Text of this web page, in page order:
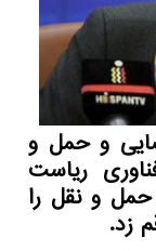
و حمل و
ریاست
و نقل را
زد.